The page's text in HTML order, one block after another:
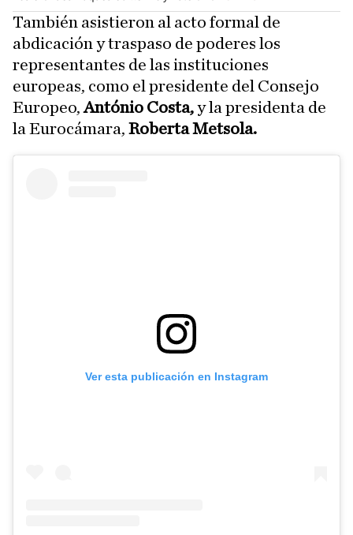
También asistieron al acto formal de
abdicación y traspaso de poderes los
representantes de las instituciones
europeas, como el presidente del Consejo
Europeo,António Costa,y la presidenta de
la Eurocámara, Roberta Metsola.
Ver esta publicación en Instagram